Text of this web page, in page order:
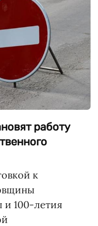
работу
к
и 100-летия